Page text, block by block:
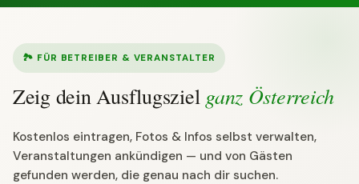
🏞 FÜR BETREIBER & VERANSTALTER
Zeig dein Ausflugsziel ganz Österreich
Kostenlos eintragen, Fotos & Infos selbst verwalten,
Veranstaltungen ankündigen — und von Gästen
gefunden werden, die genau nach dir suchen.